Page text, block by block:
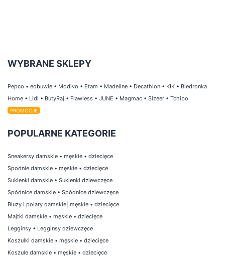
WYBRANE SKLEPY
Pepco • eobuwie • Modivo • Etam • Madeline • Decathlon • KIK • Biedronka
Home • Lidl • ButyRaj • Flawless • JUNE • Magmac • Sizeer • Tchibo
PROMOCJE
POPULARNE KATEGORIE
Sneakersy damskie • męskie • dziecięce
Spodnie damskie • męskie • dziecięce
Sukienki damskie • Sukienki dziewczęce
Spódnice damskie • Spódnice dziewczęce
Bluzy i polary damskie męskie • dziecięce
Majtki damskie • męskie • dziecięce
Legginsy • Legginsy dziewczęce
Koszulki damskie • męskie • dziecięce
Koszule damskie • męskie • dziecięce